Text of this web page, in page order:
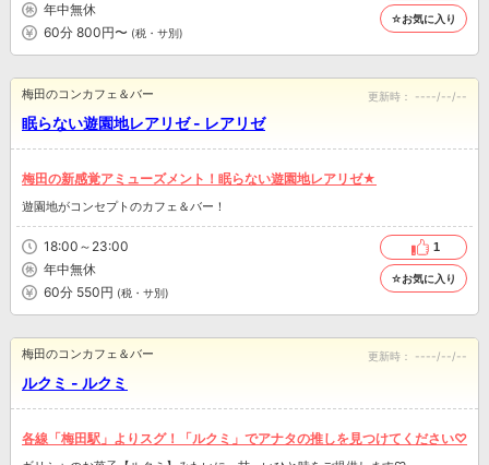
年中無休
60分 800円〜 (税・サ別)
☆お気に入り
眠らない遊園地レアリゼ - レアリゼ
梅田のコンカフェ＆バー 更新時： ----/--/--
梅田の新感覚アミューズメント！眠らない遊園地レアリゼ★
遊園地がコンセプトのカフェ＆バー！
18:00～23:00
年中無休
60分 550円 (税・サ別)
1
☆お気に入り
ルクミ - ルクミ
梅田のコンカフェ＆バー 更新時： ----/--/--
各線「梅田駅」よりスグ！「ルクミ」でアナタの推しを見つけてください♡